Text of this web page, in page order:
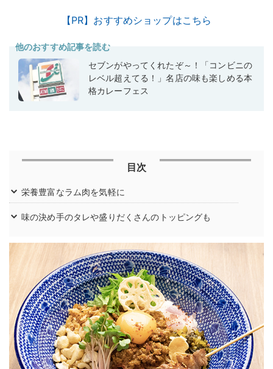
【PR】おすすめショップはこちら
他のおすすめ記事を読む
セブンがやってくれたぞ～！「コンビニの
レベル超えてる！」名店の味も楽しめる本
格カレーフェス
目次
栄養豊富なラム肉を気軽に
味の決め手のタレや盛りだくさんのトッピングも